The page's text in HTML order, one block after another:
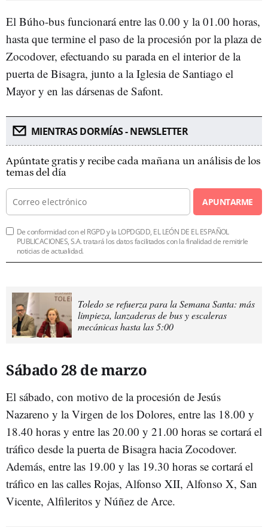
El Búho-bus funcionará entre las 0.00 y la 01.00 horas,
hasta que termine el paso de la procesión por la plaza de
Zocodover, efectuando su parada en el interior de la
puerta de Bisagra, junto a la Iglesia de Santiago el
Mayor y en las dársenas de Safont.
MIENTRAS DORMÍAS - NEWSLETTER
Apúntate gratis y recibe cada mañana un análisis de los
temas del día
APUNTARME
De conformidad con el RGPD y la LOPDGDD, EL LEÓN DE EL ESPAÑOL
PUBLICACIONES, S.A. tratará los datos facilitados con la finalidad de remitirle
noticias de actualidad.
Toledo se refuerza para la Semana Santa: más
limpieza, lanzaderas de bus y escaleras
mecánicas hasta las 5:00
Sábado 28 de marzo
El sábado, con motivo de la procesión de Jesús
Nazareno y la Virgen de los Dolores, entre las 18.00 y
18.40 horas y entre las 20.00 y 21.00 horas se cortará el
tráfico desde la puerta de Bisagra hacia Zocodover.
Además, entre las 19.00 y las 19.30 horas se cortará el
tráfico en las calles Rojas, Alfonso XII, Alfonso X, San
Vicente, Alfileritos y Núñez de Arce.